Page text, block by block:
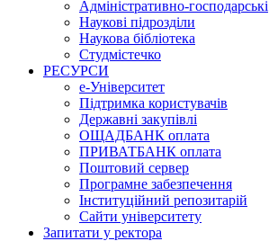
Адміністративно-господарські
Наукові підрозділи
Наукова бібліотека
Студмістечко
РЕСУРСИ
е-Університет
Підтримка користувачів
Державні закупівлі
ОЩАДБАНК оплата
ПРИВАТБАНК оплата
Поштовий сервер
Програмне забезпечення
Інституційний репозитарій
Сайти університету
Запитати у ректора